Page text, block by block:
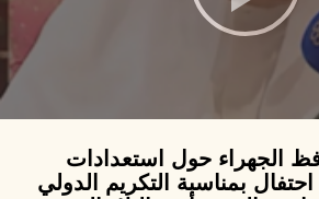
الجهراء حول استعدادات
احتفال بمناسبة التكريم الدولي